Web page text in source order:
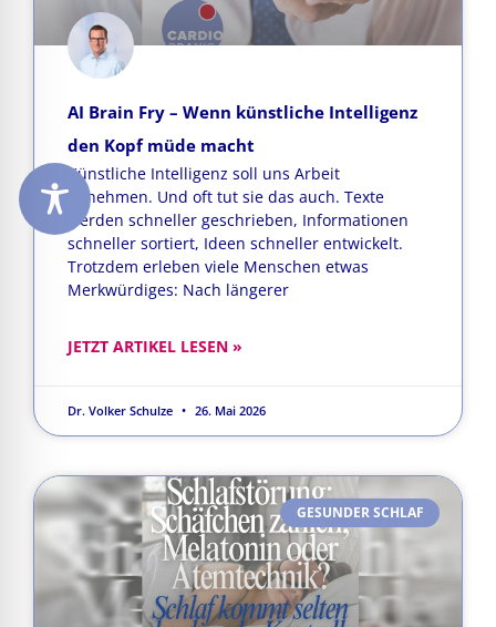
AI Brain Fry – Wenn künstliche Intelligenz
den Kopf müde macht
Künstliche Intelligenz soll uns Arbeit
abnehmen. Und oft tut sie das auch. Texte
werden schneller geschrieben, Informationen
schneller sortiert, Ideen schneller entwickelt.
Trotzdem erleben viele Menschen etwas
Merkwürdiges: Nach längerer
JETZT ARTIKEL LESEN »
Dr. Volker Schulze 26. Mai 2026
GESUNDER SCHLAF